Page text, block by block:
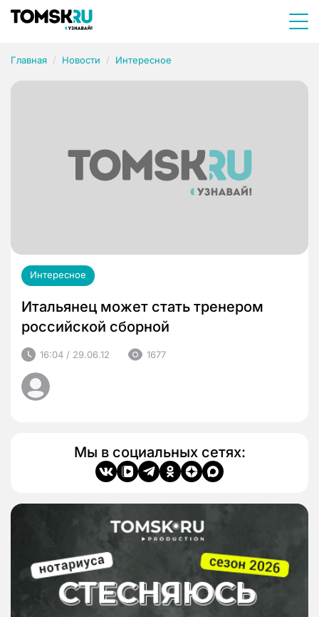
Главная Новости Интересное
Интересное
Итальянец может стать тренером
российской сборной
16:04 / 29.06.12 1677
Мы в социальных сетях: